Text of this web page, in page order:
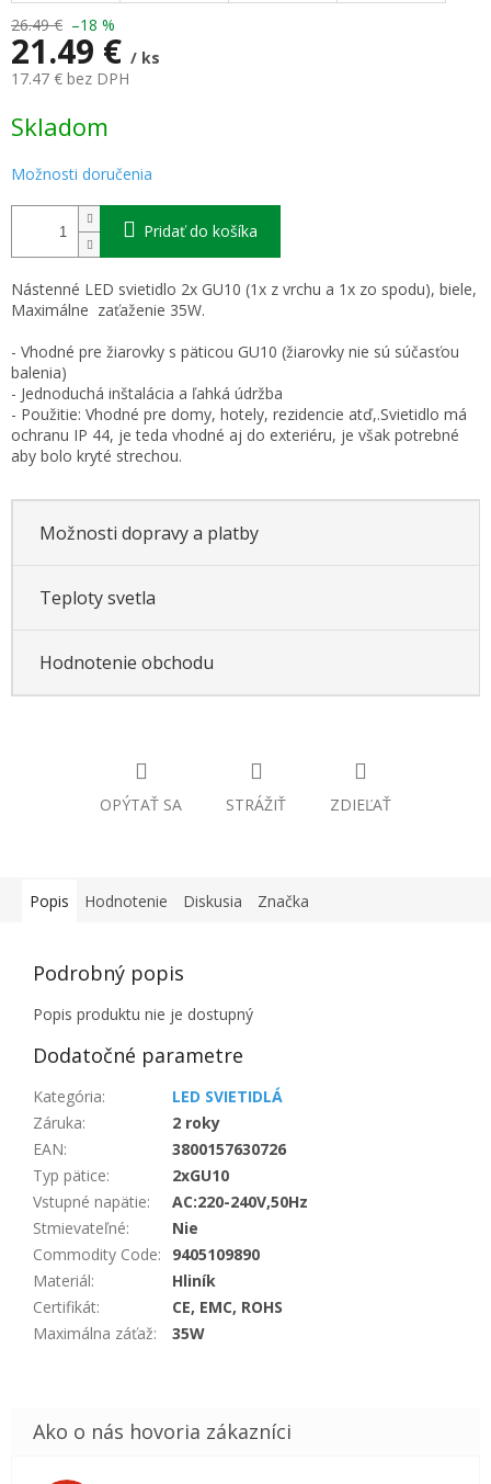
26.49 € –18 %
21.49 € / ks
17.47 € bez DPH
cena:
Skladom
Možnosti doručenia
Pridať do košíka
Nástenné LED svietidlo 2x GU10 (1x z vrchu a 1x zo spodu), biele,
Maximálne zaťaženie 35W.
- Vhodné pre žiarovky s päticou GU10 (žiarovky nie sú súčasťou
balenia)
- Jednoduchá inštalácia a ľahká údržba
- Použitie: Vhodné pre domy, hotely, rezidencie atď,.Svietidlo má
ochranu IP 44, je teda vhodné aj do exteriéru, je však potrebné
aby bolo kryté strechou.
Možnosti dopravy a platby
Teploty svetla
Hodnotenie obchodu
OPÝTAŤ SA STRÁŽIŤ ZDIEĽAŤ
Popis Hodnotenie Diskusia Značka
Podrobný popis
Popis produktu nie je dostupný
Dodatočné parametre
Kategória:
LED SVIETIDLÁ
Záruka:
2 roky
EAN:
3800157630726
Typ pätice:
2xGU10
Vstupné napätie:
AC:220-240V,50Hz
Stmievateľné:
Nie
Commodity Code:
9405109890
Materiál:
Hliník
Certifikát:
CE, EMC, ROHS
Maximálna záťaž: 35W